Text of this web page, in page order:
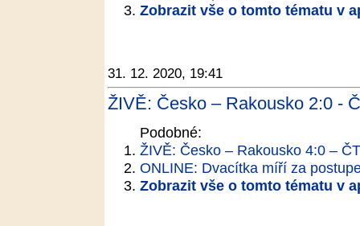
Zobrazit vše o tomto tématu v
31. 12. 2020, 19:41
ŽIVĚ: Česko – Rakousko 2:0 -
Podobné:
ŽIVĚ: Česko – Rakousko 4:0 –
ONLINE: Dvacítka míří za
Zobrazit vše o tomto tématu v